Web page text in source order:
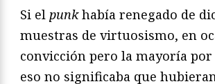
Si el punkhabía renegado de
muestras de virtuosismo, en
convicción pero la mayoría
eso no significaba que